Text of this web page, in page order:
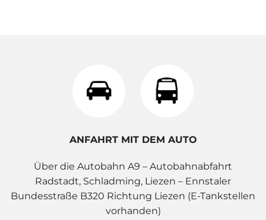
ANFAHRT MIT DEM AUTO
Über die Autobahn A9 – Autobahnabfahrt
Radstadt, Schladming, Liezen – Ennstaler
Bundesstraße B320 Richtung Liezen (E-Tankstellen
vorhanden)